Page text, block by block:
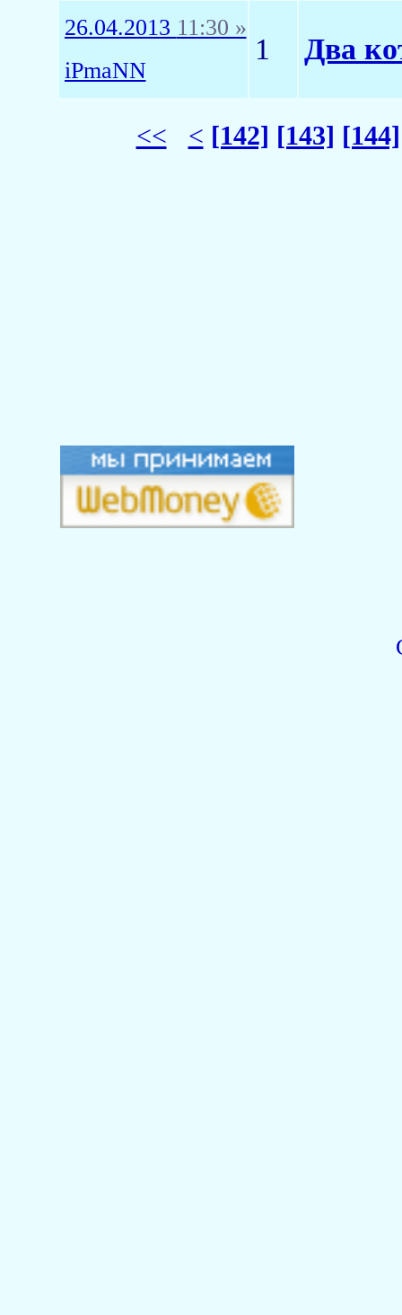
26.04.2013 11:30 »
iPmaNN
1 Два
<< < [142] [143] [144]